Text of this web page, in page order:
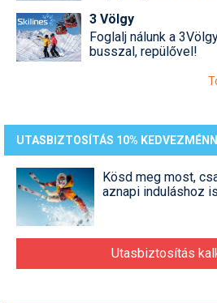
3 Völgy
Foglalj nálunk a
busszal, repülővel!
UTASBIZTOSÍTÁS 10%
Kösd meg most,
aznapi induláshoz
Utasbiztosítás